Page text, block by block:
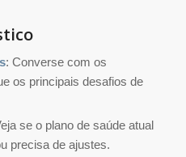
: Converse com os
os principais desafios de
se o plano de saúde atual
precisa de ajustes.